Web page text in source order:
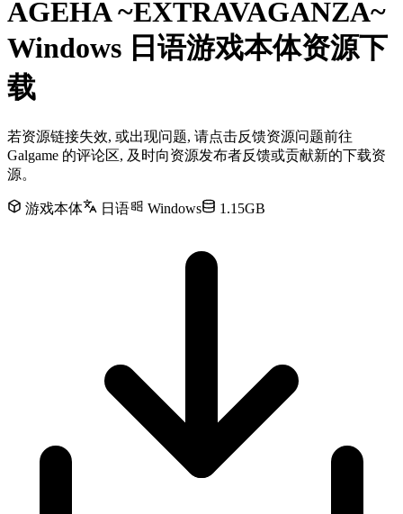
AGEHA ~EXTRAVAGANZA~
Windows 日语游戏本体资源下
载
若资源链接失效, 或出现问题, 请点击反馈资源问题前往
Galgame 的评论区, 及时向资源发布者反馈或贡献新的下载资
源。
游戏本体 日语 Windows 1.15GB